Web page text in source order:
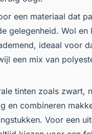
een materiaal dat
gelegenheid. Wol en
ideaal voor
een mix van
tinten zoals zwart,
en combineren
Voor een